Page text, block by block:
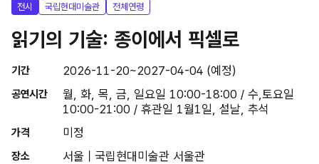
전시 국립현대미술관 전체연령
읽기의 기술: 종이에서 픽셀로
기간 2026-11-20~2027-04-04 (예정)
공연시간
월, 화, 목, 금, 일요일 10:00-18:00 / 수,토요일
10:00-21:00 / 휴관일 1월1일, 설날, 추석
가격 미정
장소 서울 | 국립현대미술관 서울관